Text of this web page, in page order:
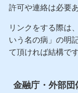
許可や連絡は必要
リンクをする際は
いう名の病」の明
て頂ければ結構です
金融庁・外部団